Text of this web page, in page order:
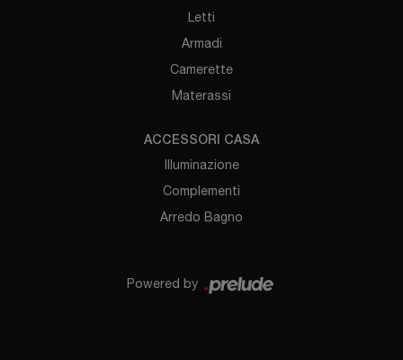
Letti
Armadi
Camerette
Materassi
ACCESSORI CASA
Illuminazione
Complementi
Arredo Bagno
Powered by